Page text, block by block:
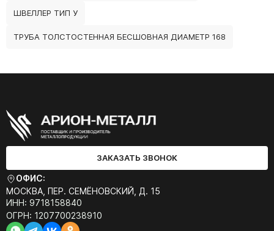
ШВЕЛЛЕР ТИП У
ТРУБА ТОЛСТОСТЕННАЯ БЕСШОВНАЯ ДИАМЕТР 168
ЗАКАЗАТЬ ЗВОНОК
ОФИС:
МОСКВА, ПЕР. СЕМЁНОВСКИЙ, Д. 15
ИНН: 9718158840
ОГРН: 1207700238910